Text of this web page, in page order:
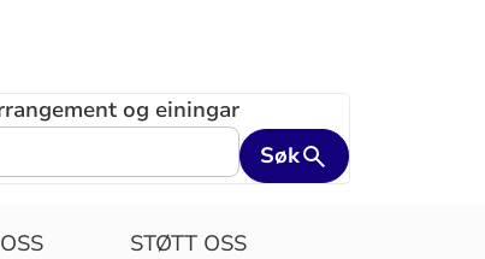
og einingar
Søk
STØTT OSS